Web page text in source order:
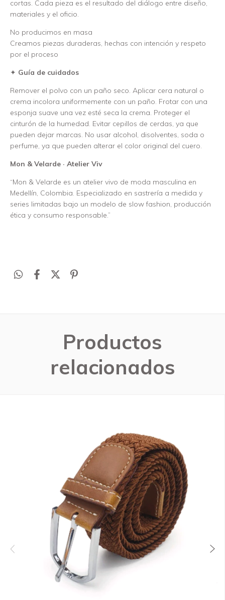
cortas. Cada pieza es el resultado del diálogo entre diseño,
materiales y el oficio.
No producimos en masa
Creamos piezas duraderas, hechas con intención y respeto
por el proceso
✦ Guía de cuidados
Remover el polvo con un paño seco. Aplicar cera natural o
crema incolora uniformemente con un paño. Frotar con una
esponja suave una vez esté seca la crema. Proteger el
cinturón de la humedad. Evitar cepillos de cerdas, ya que
pueden dejar marcas. No usar alcohol, disolventes, soda o
perfume, ya que pueden alterar el color original del cuero.
Mon & Velarde · Atelier Viv
“Mon & Velarde es un atelier vivo de moda masculina en
Medellín, Colombia. Especializado en sastrería a medida y
series limitadas bajo un modelo de slow fashion, producción
ética y consumo responsable.”
Productos
relacionados